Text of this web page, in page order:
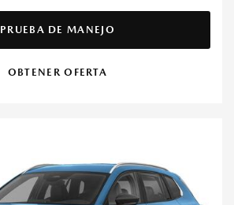
PRUEBA DE MANEJO
OBTENER OFERTA